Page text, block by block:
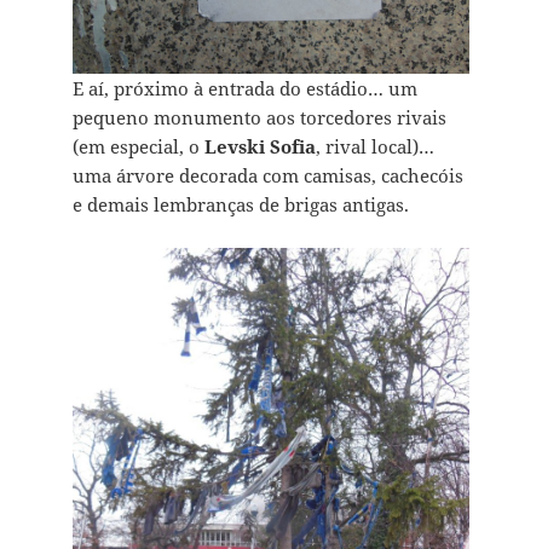
E aí, próximo à entrada do estádio… um
pequeno monumento aos torcedores rivais
(em especial, o Levski Sofia, rival local)…
uma árvore decorada com camisas, cachecóis
e demais lembranças de brigas antigas.